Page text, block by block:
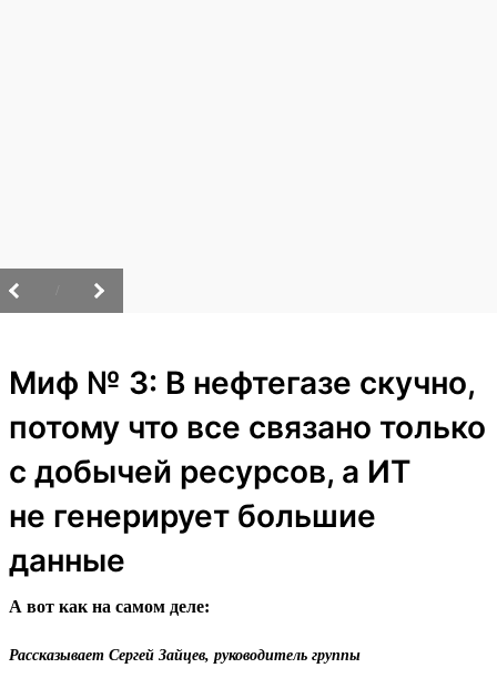
Миф № 3: В нефтегазе скучно,
потому что все связано только
с добычей ресурсов, а ИТ
не генерирует большие
данные
А вот как на самом деле:
Рассказывает Сергей Зайцев, руководитель группы